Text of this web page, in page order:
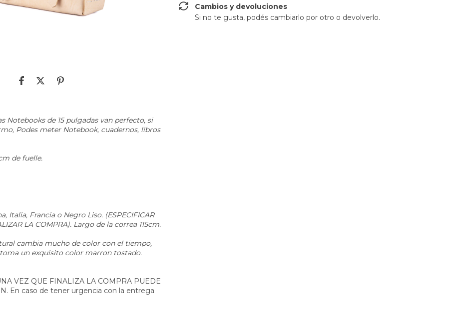
Notebooks de 15 pulgadas van perfecto, si
Podes meter Notebook, cuadernos, libros
de fuelle.
Italia, Francia o Negro Liso. (ESPECIFICAR
LA COMPRA). Largo de la correa 115cm.
cambia mucho de color con el tiempo,
un exquisito color marron tostado.
VEZ QUE FINALIZA LA COMPRA PUEDE
En caso de tener urgencia con la entrega
Cambios y devoluciones
Si no te gusta, podés cambiarlo por otro o devolverlo.